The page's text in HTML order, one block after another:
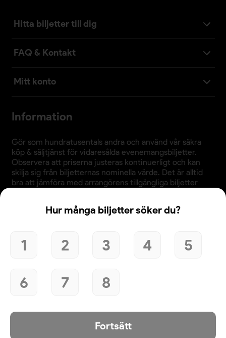
Hur många biljetter söker du?
1 2 3 4
5
6
7 8
Fortsätt
Hitta biljetter till dig
FAQ & Kontakt
Mitt konto
Information
Gör som hundratusentals andra och använd vår säkra
köp & säljtjänst för vidaresålda evenemangsbiljetter.
Observera att priserna justeras kontinuerligt och kan
skilja sig från biljetternas nominella värde. Det är alltid
bra att jämföra med arrangörens tillgängliga biljetter
Användande av denna webbplats bekräftar godkännande
av webbplatsens
köpvillkor integritetspolicy
och
© 2026 Evenemangsbiljetter.se
Den här webbplatsen använder cookies. Genom att
användas för personalisering av annonser. Klicka här för att
Mer information